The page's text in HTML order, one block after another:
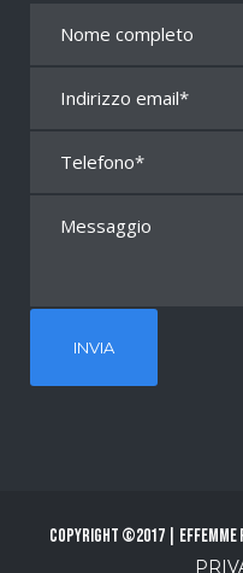
Copyright ©2017 | Effemme